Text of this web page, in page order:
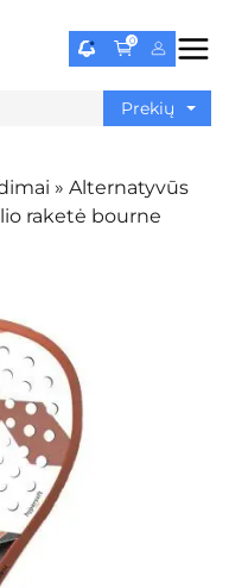
0
» Alternatyvūs
raketė bourne